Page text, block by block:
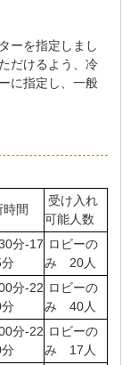
ーを指定しまし
だけるよう、冷
に指定し、一般
時間
受け入れ
可能人数
分-17 ロビーの
み 20人
分-22 ロビーの
み 40人
分-22 ロビーの
み 17人